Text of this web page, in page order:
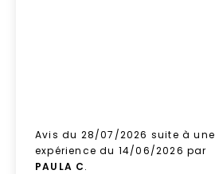
Avis du 28/07/2026 suite à une
expérience du 14/06/2026 par
PAULA C.